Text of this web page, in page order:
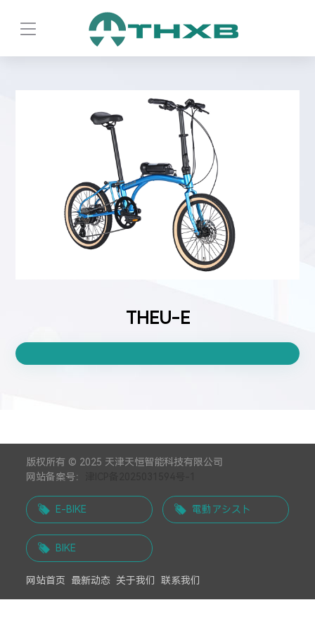
THEU-E
版权所有 © 2025 天津天恒智能科技有限公司
网站备案号：
E-BIKE 電動アシスト
BIKE
网站首页 最新动态 关于我们 联系我们